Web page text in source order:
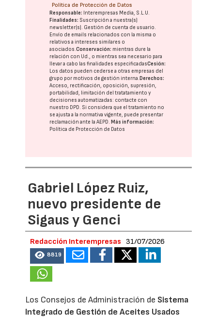
Política de Protección de Datos
Responsable: Interempresas Media, S.L.U.
Finalidades: Suscripción a nuestra(s)
newsletter(s). Gestión de cuenta de usuario.
Envío de emails relacionados con la misma o
relativos a intereses similares o
asociados.Conservación: mientras dure la
relación con Ud., o mientras sea necesario para
llevar a cabo las finalidades especificadasCesión:
Los datos pueden cederse a otras empresas del
grupo por motivos de gestión interna. Derechos:
Acceso, rectificación, oposición, supresión,
portabilidad, limitación del tratatamiento y
decisiones automatizadas: contacte con
nuestro DPD. Si considera que el tratamiento no
se ajusta a la normativa vigente, puede presentar
reclamación ante laAEPD. Más información:
Política de Protección de Datos
Gabriel López Ruiz,
nuevo presidente de
Sigaus y Genci
Redacción Interempresas 31/07/2026
8819
Los Consejos de Administración de Sistema
Integrado de Gestión de Aceites Usados